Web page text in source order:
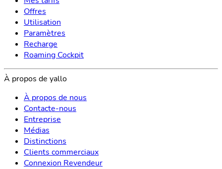
Offres
Utilisation
Paramètres
Recharge
Roaming Cockpit
À propos de yallo
À propos de nous
Contacte-nous
Entreprise
Médias
Distinctions
Clients commerciaux
Connexion Revendeur